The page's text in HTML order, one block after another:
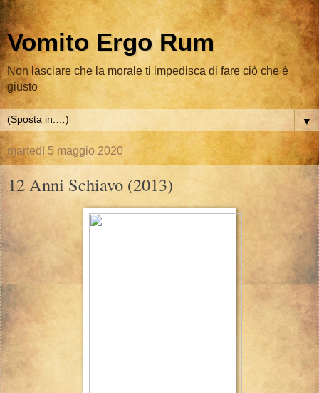
Vomito Ergo Rum
Non lasciare che la morale ti impedisca di fare ciò che è
giusto
▼
martedì 5 maggio 2020
12 Anni Schiavo (2013)